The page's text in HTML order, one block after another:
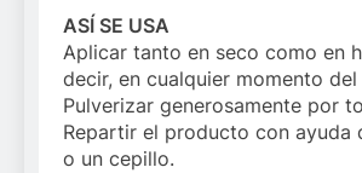
ASÍ SE USA
Aplicar tanto en seco como en
decir, en cualquier momento del
Pulverizar generosamente por
Repartir el producto con ayuda
o un cepillo.